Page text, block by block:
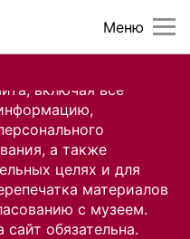
включая все
а также
целях и для
материалов
с музеем.
обязательна.
Меню